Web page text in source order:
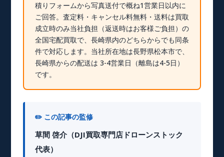
積りフォームから写真送付で概ね1営業日以内に
ご回答。 査定料・キャンセル料無料・送料は買取
成立時のみ当社負担（返送時はお客様ご負担） の
全国宅配買取で、長崎県内のどちらからでも同条
件で対応します。当社所在地は長野県松本市で、
長崎県からの配送は 3-4営業日（離島は4-5日）
です。
✏️ この記事の監修
草間 啓介（DJI買取専門店ドローンストック
代表）